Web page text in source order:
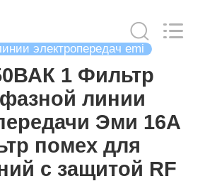
электропередач emi
1 Фильтр
линии
Эми 16А
помех для
с защитой RF